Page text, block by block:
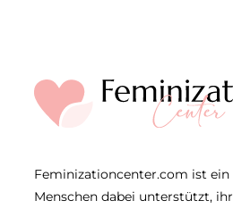
Feminizationcenter.com ist ein
Menschen dabei unterstützt,